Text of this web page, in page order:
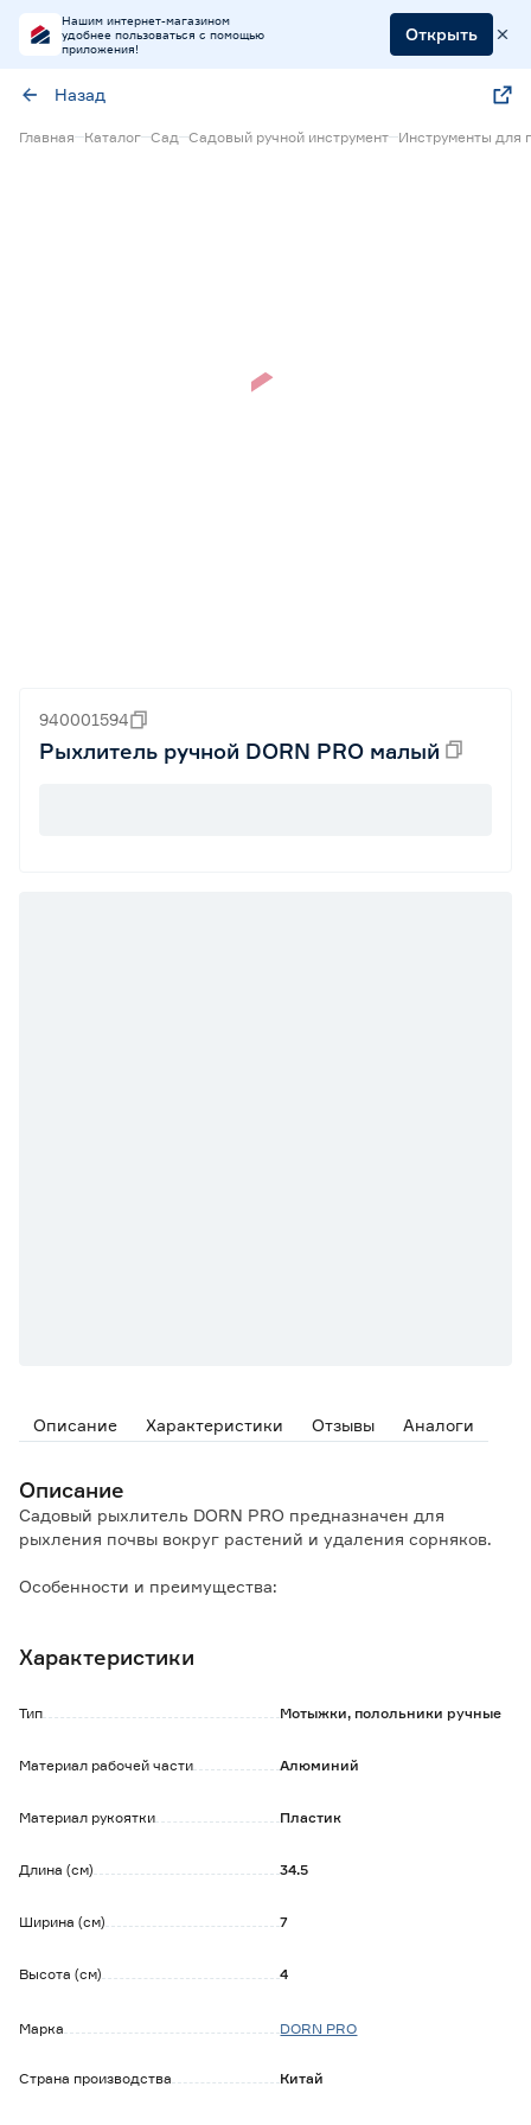
Нашим интернет-магазином
удобнее пользоваться с помощью
приложения!
Открыть
Назад
Главная Каталог Сад Садовый ручной инструмент Инструменты для
940001594
Рыхлитель ручной DORN PRO малый
Описание Характеристики Отзывы Аналоги
Описание
Садовый рыхлитель DORN PRO предназначен для
рыхления почвы вокруг растений и удаления сорняков.
Особенности и преимущества:
- инструмент подходит для работ на клумбах или
- пластиковая рукоятка с прорезиненными вставками
подвешивания инструмента на крючок.
Характеристики
Тип Мотыжки, полольники ручные
Материал рабочей части Алюминий
Материал рукоятки Пластик
Длина (см) 34.5
Ширина (см) 7
Высота (см) 4
Марка DORN PRO
Страна производства Китай